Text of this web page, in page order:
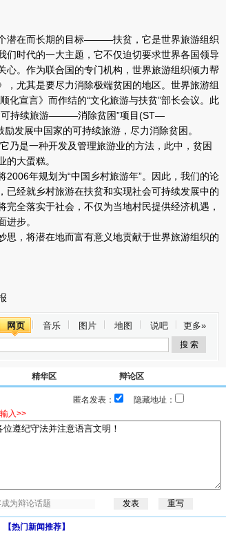
在而长期的目标———扶贫，它是世界旅游组织
们时代的一大主题，它不仅迫切要求世界各国领导
心。作为联合国的专门机构，世界旅游组织倾力帮
，尤其是要尽力消除极端贫困的地区。世界旅游组
化宣言》而作结的“文化旅游与扶贫”部长会议。此
可持续旅游———消除贫困”项目(ST—
发展中国家的可持续旅游，尽力消除贫困。
是一种开发及管理旅游业的方法，此中，贫困
大蛋糕。
年规划为“中国乡村旅游年”。因此，我们的论
已经就乡村旅游在扶贫和实现社会可持续发展中的
全落实于社会，不仅为当地村民提供经济机遇，
进步。
，将潜在地而富有意义地贡献于世界旅游组织的
网页 音乐 图片 地图 说吧 更多»
精华区 辩论区
匿名发表：
隐藏地址：
入>>
【热门新闻推荐】